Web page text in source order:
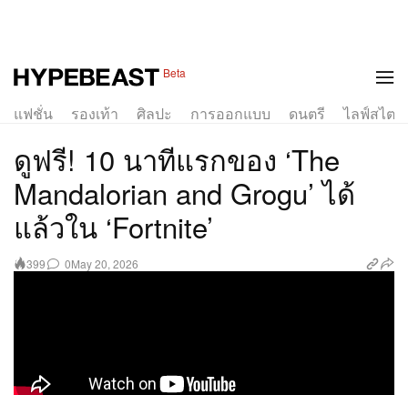
Beta
แฟชั่น รองเท้า ศิลปะ การออกแบบ ดนตรี ไลฟ์สไตล์
ดูฟรี! 10 นาทีแรกของ ‘The
Mandalorian and Grogu’ ได้
แล้วใน ‘Fortnite’
399 0May 20, 2026